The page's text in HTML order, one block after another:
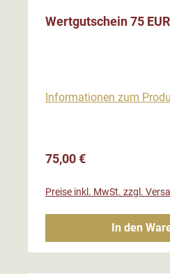
Wertgutschein 75 EUR
Informationen zum
Regulärer Preis:
75,00 €
Preise inkl. MwSt. zzgl.
In den